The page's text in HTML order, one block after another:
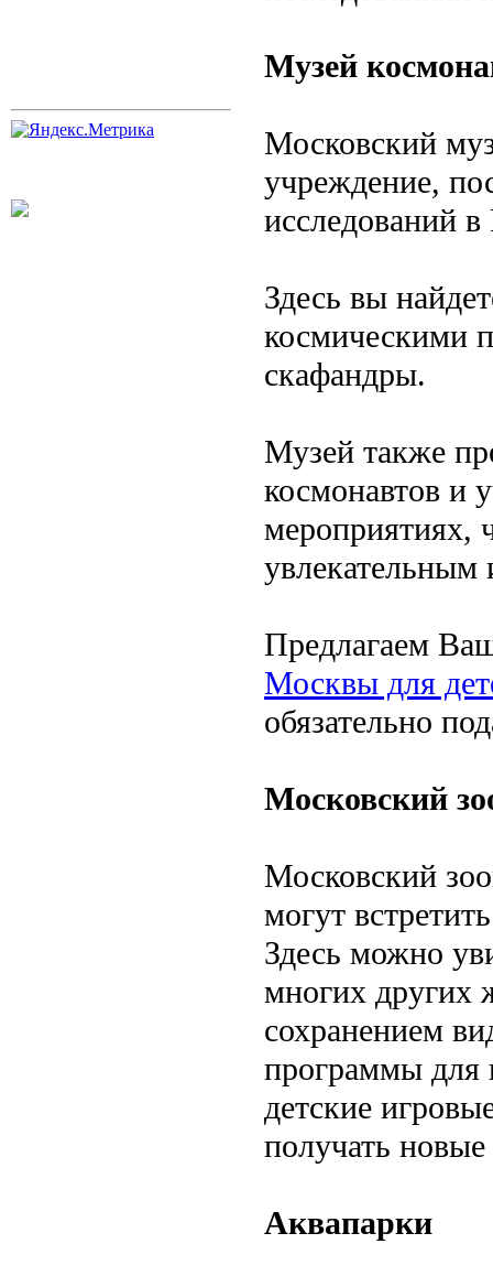
Музей
Московский
учреждение,
исследований в
Здесь вы
космическими
скафандры.
Музей также
космонавтов и
мероприятиях,
увлекательным
Предлагаем
Москвы для
обязательно
Московский
Московский
могут
Здесь можно
многих других
сохранением
программы для
детские
получать
Аквапарки